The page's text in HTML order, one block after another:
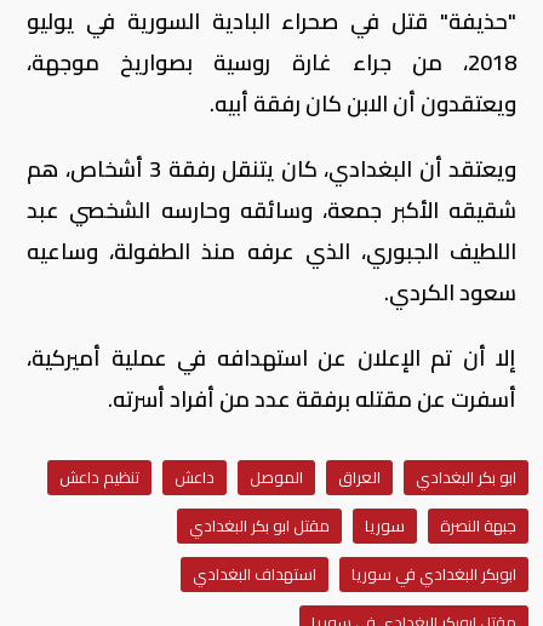
"حذيفة" قتل في صحراء البادية السورية في يوليو
2018، من جراء غارة روسية بصواريخ موجهة،
ويعتقدون أن الابن كان رفقة أبيه.
ويعتقد أن البغدادي، كان يتنقل رفقة 3 أشخاص، هم
شقيقه الأكبر جمعة، وسائقه وحارسه الشخصي عبد
اللطيف الجبوري، الذي عرفه منذ الطفولة، وساعيه
سعود الكردي.
إلا أن تم الإعلان عن استهدافه في عملية أميركية،
أسفرت عن مقتله برفقة عدد من أفراد أسرته.
ابو بكر البغدادي العراق الموصل داعش
تنظيم داعش
جبهة النصرة
سوريا
مقتل ابو بكر البغدادي
ابوبكر البغدادي في سوريا
استهداف البغدادي